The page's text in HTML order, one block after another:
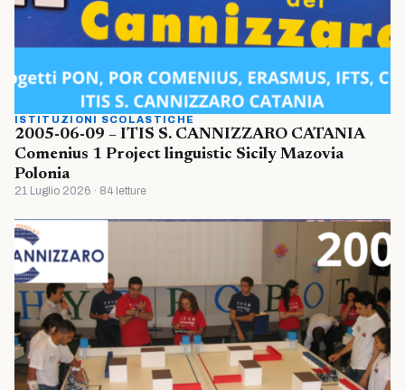
ISTITUZIONI SCOLASTICHE
2005-06-09 – ITIS S. CANNIZZARO CATANIA
Comenius 1 Project linguistic Sicily Mazovia
Polonia
21 Luglio 2026 · 84 letture